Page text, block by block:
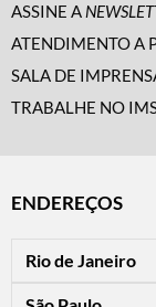
ASSINE A
ATENDIMENTO A
SALA DE
TRABALHE NO
ENDEREÇOS
Rio de Janeiro